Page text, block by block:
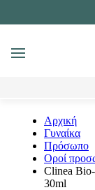
MENU
Αρχική
Γυναίκα
Πρόσωπο
Οροί
Clinea
30ml